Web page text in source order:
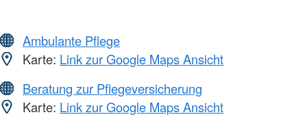
Ambulante Pflege
Karte: Link zur Google Maps Ansicht
Beratung zur Pflegeversicherung
Karte: Link zur Google Maps Ansicht